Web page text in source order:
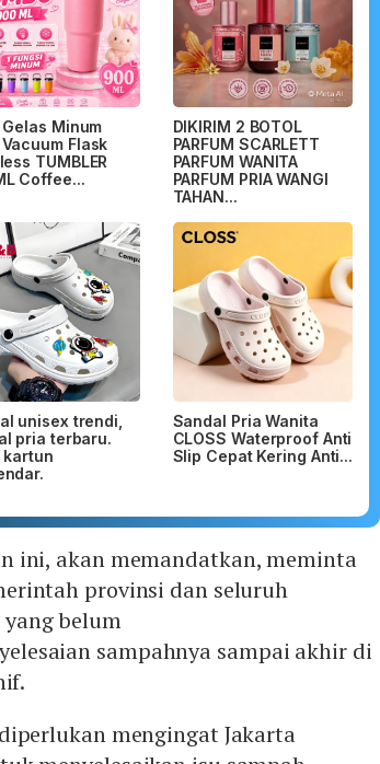
Minum
Flask
TUMBLER
Coffee...
DIKIRIM 2 BOTOL
PARFUM SCARLETT
PARFUM WANITA
PARFUM PRIA WANGI
TAHAN...
unisex trendi,
pria terbaru.
Sandal Pria Wanita
CLOSS Waterproof Anti
Slip Cepat Kering Anti...
ini, akan memandatkan, meminta
provinsi dan seluruh
belum
sampahnya sampai akhir di
mengingat Jakarta